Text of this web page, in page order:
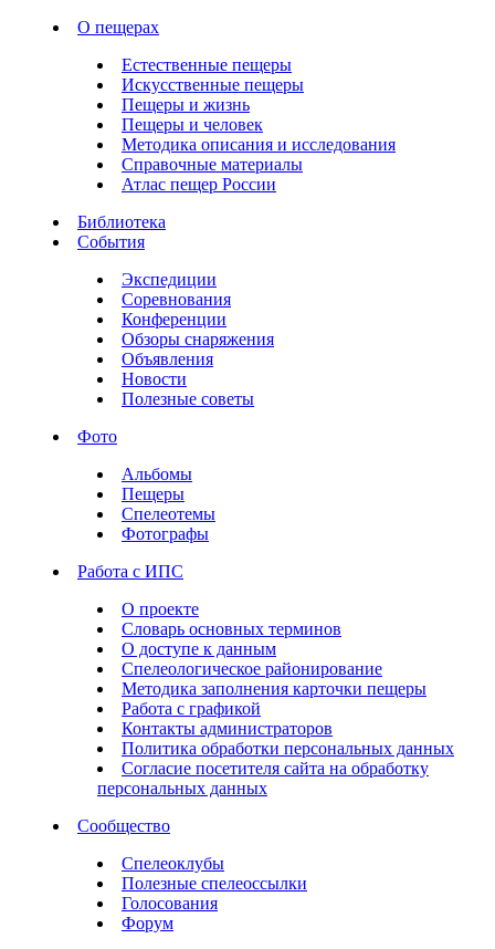
О пещерах
Естественные пещеры
Искусственные пещеры
Пещеры и жизнь
Пещеры и человек
Методика описания и исследования
Справочные материалы
Атлас пещер России
Библиотека
События
Экспедиции
Соревнования
Конференции
Обзоры снаряжения
Объявления
Новости
Полезные советы
Фото
Альбомы
Пещеры
Спелеотемы
Фотографы
Работа с ИПС
О проекте
Словарь основных терминов
О доступе к данным
Спелеологическое районирование
Методика заполнения карточки пещеры
Работа с графикой
Контакты администраторов
Политика обработки персональных данных
Согласие посетителя сайта на обработку
персональных данных
Сообщество
Спелеоклубы
Полезные спелеоссылки
Голосования
Форум